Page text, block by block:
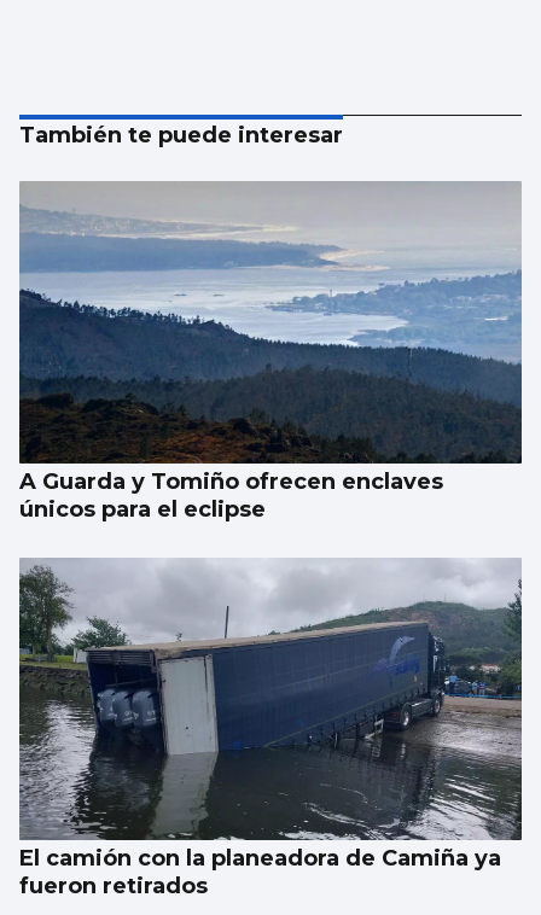
También te puede interesar
A Guarda y Tomiño ofrecen enclaves
únicos para el eclipse
El camión con la planeadora de Camiña ya
fueron retirados